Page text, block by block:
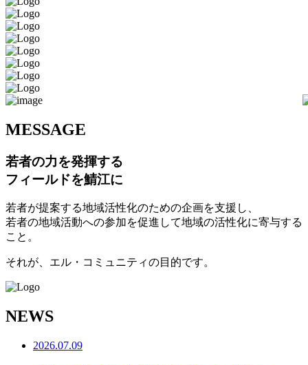
MESSAGE
若者の力を発揮する
フィールドを鯖江に
若者が提案する地域活性化のための企画を支援し、
若者の地域活動への参加を促進して地域の活性化に寄与する
こと。
それが、エル・コミュニティの目的です。
NEWS
2026.07.09